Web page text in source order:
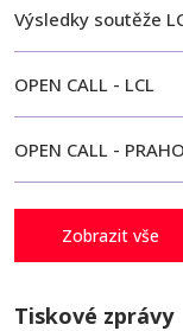
Výsledky soutěže
OPEN CALL - LCL
OPEN CALL -
Zobrazit vše
Tiskové zprávy